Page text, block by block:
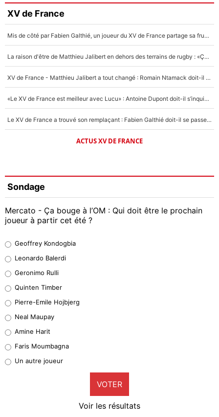
XV de France
Mis de côté par Fabien Galthié, un joueur du XV de France partage sa frustration : «ils ne me l’ont pas dit tout de suite»
La raison d'être de Matthieu Jalibert en dehors des terrains de rugby : «Ça m'atteint autant que si tu touches à un membre de ma famille»
XV de France - Matthieu Jalibert a tout changé : Romain Ntamack doit-il s’inquiéter pour sa place à un an de la Coupe du monde ?
«Le XV de France est meilleur avec Lucu» : Antoine Dupont doit-il s’inquiéter pour sa place ?
Le XV de France a trouvé son remplaçant : Fabien Galthié doit-il se passer d'Antoine Dupont ?
ACTUS XV DE FRANCE
Sondage
Mercato - Ça bouge à l’OM : Qui doit être le prochain
joueur à partir cet été ?
38%
32%
5%
1%
9%
Geoffrey Kondogbia
Leonardo Balerdi
Geronimo Rulli
Quinten Timber
Pierre-Emile Hojbjerg
Neal Maupay
Amine Harit
Faris Moumbagna
Un autre joueur
VOTER
Voir les résultats